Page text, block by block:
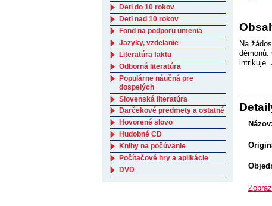
Na
démonů.
intrikuje.
Názov:
Deti do 10 rokov
Deti nad 10 rokov
Fond na podporu umenia
Jazyky, vzdelanie
Literatúra faktu
Odborná literatúra
Populárne náučná pre
dospelých
Slovenská literatúra
Darčekové predmety a ostatné
Hovorené slovo
Hudobné CD
Knihy na počúvanie
Počítačové hry a aplikácie
DVD